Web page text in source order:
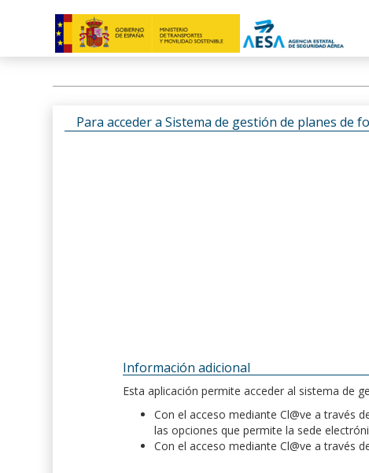
Para acceder a Sistema de gestión de planes
Información adicional
Esta aplicación permite acceder al sistema de
Con el acceso mediante Cl@ve a través
las opciones que permite la sede
Con el acceso mediante Cl@ve a través